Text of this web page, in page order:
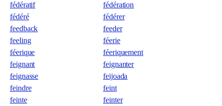
fédératif
fédération
fédéré
fédérer
feedback
feeder
feeling
féerie
féerique
féeriquement
feignant
feignanter
feignasse
feijoada
feindre
feint
feinte
feinter